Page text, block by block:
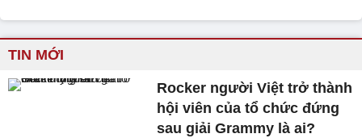
TIN MỚI
Rocker người Việt trở thành
hội viên của tổ chức đứng
sau giải Grammy là ai?